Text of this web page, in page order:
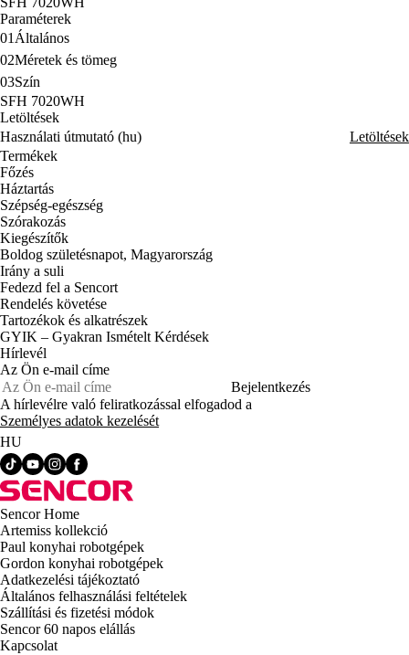
Paraméterek
01 Általános
02Méretek és tömeg
03Szín
SFH 7020WH
Letöltések
Használati útmutató (hu)
Letöltések
Termékek
Főzés
Háztartás
Szépség-egészség
Szórakozás
Kiegészítők
Boldog születésnapot, Magyarország
Irány a suli
Fedezd fel a Sencort
Rendelés követése
Tartozékok és alkatrészek
GYIK – Gyakran Ismételt Kérdések
Hírlevél
Az Ön e-mail címe
Bejelentkezés
A hírlevélre való feliratkozással elfogadod a
Személyes adatok kezelését
HU
Sencor Home
Artemiss kollekció
Paul konyhai robotgépek
Gordon konyhai robotgépek
Adatkezelési tájékoztató
Általános felhasználási feltételek
Szállítási és fizetési módok
Sencor 60 napos elállás
Kapcsolat